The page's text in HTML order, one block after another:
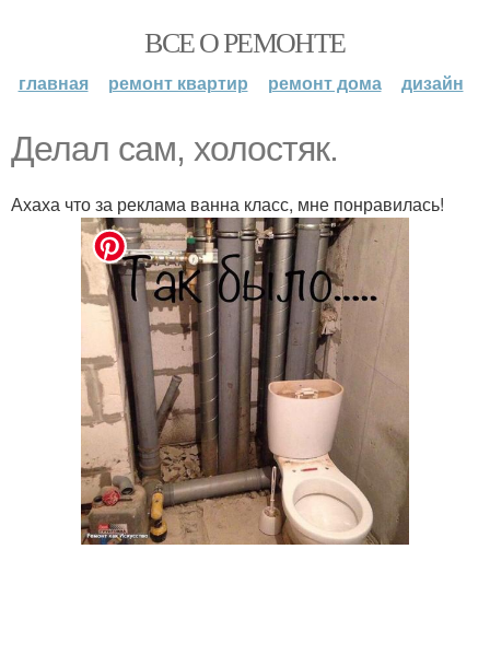
ВСЕ О РЕМОНТЕ
главная ремонт квартир ремонт дома дизайн
Делал сам, холостяк.
Ахаха что за реклама ванна класс, мне понравилась!